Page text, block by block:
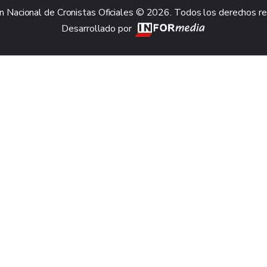
Nacional de Cronistas Oficiales © 2026. Todos los derechos
Desarrollado por